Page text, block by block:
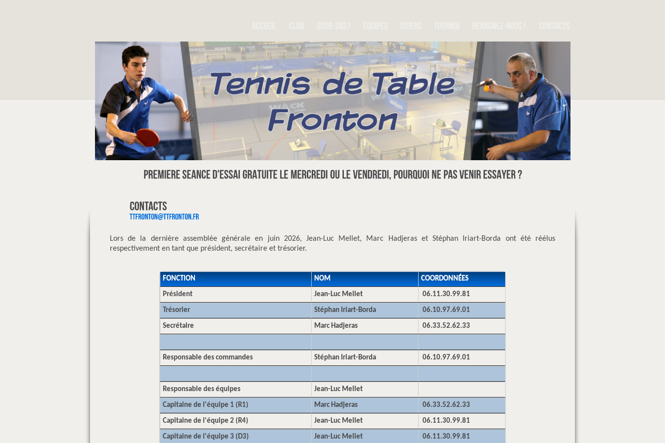
Lors de la dernière assemblée générale en juin 2026, Jean-Luc Mellet, Marc Hadjeras et Stéphan Iriart-Borda ont été réélus
respectivement en tant que président, secrétaire et trésorier.
FONCTION NOM COORDONNÉES
Président Jean-Luc Mellet 06.11.30.99.81
Trésorier Stéphan Iriart-Borda 06.10.97.69.01
Secrétaire Marc Hadjeras 06.33.52.62.33
Responsable des commandes Stéphan Iriart-Borda 06.10.97.69.01
Responsable des équipes Jean-Luc Mellet
Capitaine de l'équipe 1 (R1) Marc Hadjeras 06.33.52.62.33
Capitaine de l'équipe 2 (R4) Jean-Luc Mellet 06.11.30.99.81
Capitaine de l'équipe 3 (D3) Jean-Luc Mellet 06.11.30.99.81